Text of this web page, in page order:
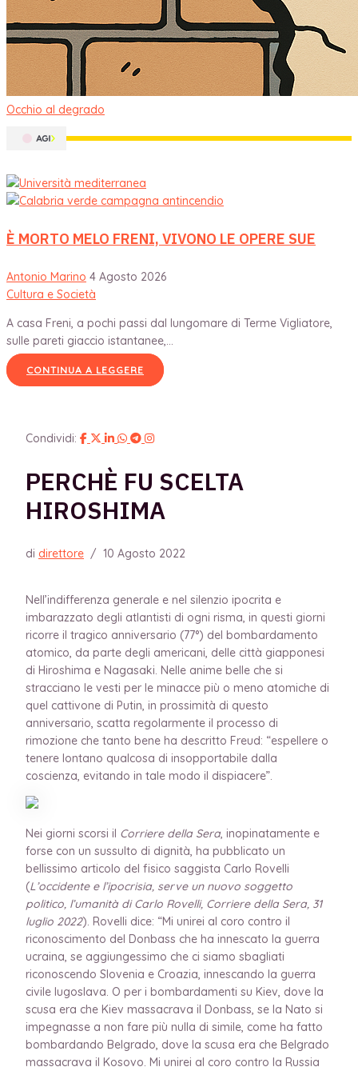
Occhio al degrado
È MORTO MELO FRENI, VIVONO LE OPERE SUE
Antonio Marino 4 Agosto 2026
Cultura e Società
A casa Freni, a pochi passi dal lungomare di Terme Vigliatore,
sulle pareti giaccio istantanee,...
CONTINUA A LEGGERE
Condividi:
PERCHÈ FU SCELTA
HIROSHIMA
di direttore / 10 Agosto 2022
Nell’indifferenza generale e nel silenzio ipocrita e
imbarazzato degli atlantisti di ogni risma, in questi giorni
ricorre il tragico anniversario (77°) del bombardamento
atomico, da parte degli americani, delle città giapponesi
di Hiroshima e Nagasaki. Nelle anime belle che si
stracciano le vesti per le minacce più o meno atomiche di
quel cattivone di Putin, in prossimità di questo
anniversario, scatta regolarmente il processo di
rimozione che tanto bene ha descritto Freud: “espellere o
tenere lontano qualcosa di insopportabile dalla
coscienza, evitando in tale modo il dispiacere”.
Nei giorni scorsi il Corriere della Sera, inopinatamente e
forse con un sussulto di dignità, ha pubblicato un
bellissimo articolo del fisico saggista Carlo Rovelli
(L’occidente e l’ipocrisia, serve un nuovo soggetto
politico, l’umanità di Carlo Rovelli, Corriere della Sera, 31
luglio 2022). Rovelli dice: “Mi unirei al coro contro il
riconoscimento del Donbass che ha innescato la guerra
ucraina, se aggiungessimo che ci siamo sbagliati
riconoscendo Slovenia e Croazia, innescando la guerra
civile Iugoslava. O per i bombardamenti su Kiev, dove la
scusa era che Kiev massacrava il Donbass, se la Nato si
impegnasse a non fare più nulla di simile, come ha fatto
bombardando Belgrado, dove la scusa era che Belgrado
massacrava il Kosovo. Mi unirei al coro contro la Russia